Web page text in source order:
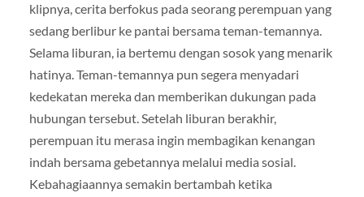
klipnya, cerita berfokus pada seorang perempuan yang
sedang berlibur ke pantai bersama teman-temannya.
Selama liburan, ia bertemu dengan sosok yang menarik
hatinya. Teman-temannya pun segera menyadari
kedekatan mereka dan memberikan dukungan pada
hubungan tersebut. Setelah liburan berakhir,
perempuan itu merasa ingin membagikan kenangan
indah bersama gebetannya melalui media sosial.
Kebahagiaannya semakin bertambah ketika